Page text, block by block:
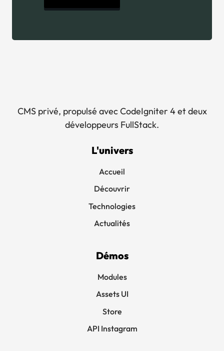
CMS privé, propulsé avec CodeIgniter 4 et deux
développeurs FullStack.
L'univers
Accueil
Découvrir
Technologies
Actualités
Démos
Modules
Assets UI
Store
API Instagram